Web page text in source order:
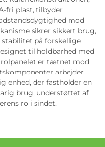
fri plast, tilbyder
mod
sikrer sikkert brug,
stabilitet på forskellige
til holdbarhed med
er tætnet mod
arbejder
enhed, der fastholder en
brug, understøttet af
ro i sindet.